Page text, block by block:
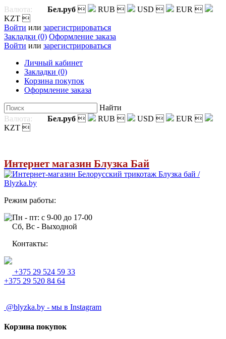
Валюта: Бел.руб  RUB  USD  EUR 
KZT 
Войти или зарегистрироваться
Закладки (0) Оформление заказа
Войти или зарегистрироваться
Личный кабинет
Закладки (0)
Корзина покупок
Оформление заказа
Найти
Валюта:
Бел.руб  RUB  USD  EUR 
KZT 
Интернет магазин Блузка Бай
Режим работы:
Пн - пт: с 9-00 до 17-00
Сб, Вс - Выходной
Контакты:
+375 29 524 59 33
+375 29 520 84 64
@blyzka.by - мы в Instagram
Корзина покупок